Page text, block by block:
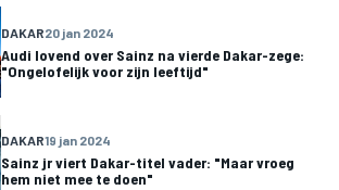
DAKAR20 jan 2024
Audi lovend over Sainz na vierde Dakar-zege:
"Ongelofelijk voor zijn leeftijd"
DAKAR19 jan 2024
Sainz jr viert Dakar-titel vader: "Maar vroeg
hem niet mee te doen"